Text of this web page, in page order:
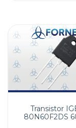
Transistor
80N60F2DS